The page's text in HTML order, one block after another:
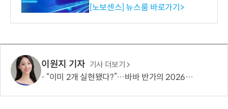
류 감지 증폭기
[노보센스] 뉴스룸 바로가기>
이원지 기자 기사 더보기
“이미 2개 실현됐다?”…바바 반가의 2026년 예언, 남은 3가지는 무엇?